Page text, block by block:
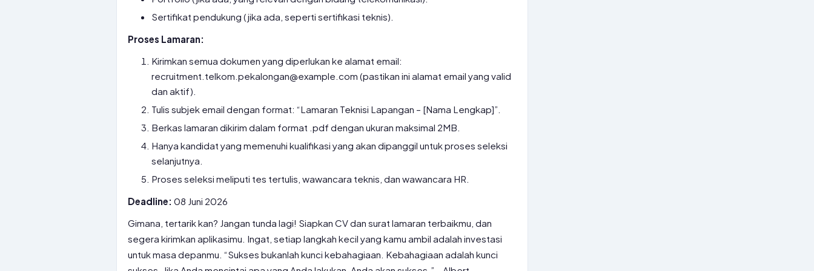
Sertifikat pendukung (jika ada, seperti sertifikasi teknis).
Proses Lamaran:
Kirimkan semua dokumen yang diperlukan ke alamat email:
recruitment.telkom.pekalongan@example.com (pastikan ini alamat email yang valid
dan aktif).
Tulis subjek email dengan format: “Lamaran Teknisi Lapangan – [Nama Lengkap]”.
Berkas lamaran dikirim dalam format .pdf dengan ukuran maksimal 2MB.
Hanya kandidat yang memenuhi kualifikasi yang akan dipanggil untuk proses seleksi
selanjutnya.
Proses seleksi meliputi tes tertulis, wawancara teknis, dan wawancara HR.
Deadline: 08 Juni 2026
Gimana, tertarik kan? Jangan tunda lagi! Siapkan CV dan surat lamaran terbaikmu, dan
segera kirimkan aplikasimu. Ingat, setiap langkah kecil yang kamu ambil adalah investasi
untuk masa depanmu. “Sukses bukanlah kunci kebahagiaan. Kebahagiaan adalah kunci